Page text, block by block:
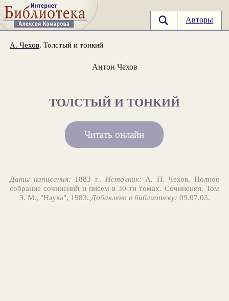
Авторы
А. Чехов. Толстый и тонкий
Антон Чехов
ТОЛСТЫЙ И ТОНКИЙ
Читать онлайн
Даты написания: 1883 г.. Источник: А. П. Чехов. Полное
собрание сочинений и писем в 30-ти томах. Сочинения. Том
3. М., "Наука", 1983.Добавлено в библиотеку: 09.07.03.